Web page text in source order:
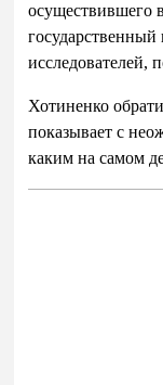
осуществившего
государственный
исследователей,
Хотиненко
показывает с
каким на самом